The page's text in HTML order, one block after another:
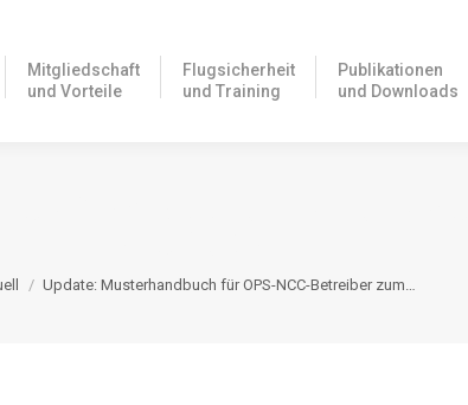
Mitgliedschaft
und Vorteile
Flugsicherheit
und Training
Publikationen
und Downloads
sich hier:
Update: Musterhandbuch für OPS-NCC-Betreiber zum…